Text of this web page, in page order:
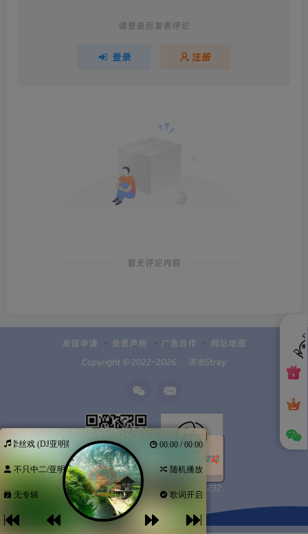
请登录后发表评论
登录 注册
暂无评论内容
友链申请 免责声明 广告合作 网站地图
Copyright © 2022-2026 ・ 流浪Stray
扫码加微信 Q群100949232
牵丝戏 (DJ亚明版) 00:00 / 00:00
不只中二/亚明 随机播放
无专辑 歌词开启